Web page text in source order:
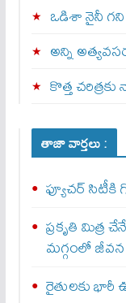
ఒడిశా నైనీ
అన్ని
కొత్త
తాజా వార్తలు :
ఫ్యూచర్ సిటీకి
ప్రకృతి మిత్ర
మగ్గంలో
రైతులకు భారీ